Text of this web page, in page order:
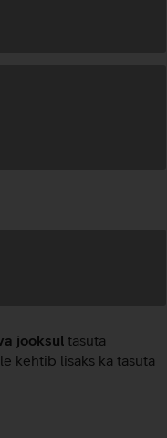
jooksul tasuta
kehtib lisaks ka tasuta